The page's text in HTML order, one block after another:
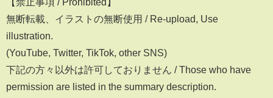
【禁止事項 / Prohibited】
無断転載、イラストの無断使用 / Re-upload, Use
illustration.
(YouTube, Twitter, TikTok, other SNS)
下記の方々以外は許可しておりません / Those who have
permission are listed in the summary description.